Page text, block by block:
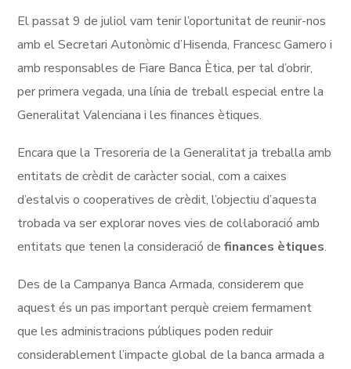
El passat 9 de juliol vam tenir l’oportunitat de reunir-nos
amb el Secretari Autonòmic d’Hisenda, Francesc Gamero i
amb responsables de Fiare Banca Ètica, per tal d’obrir,
per primera vegada, una línia de treball especial entre la
Generalitat Valenciana i les finances ètiques.
Encara que la Tresoreria de la Generalitat ja treballa amb
entitats de crèdit de caràcter social, com a caixes
d’estalvis o cooperatives de crèdit, l’objectiu d’aquesta
trobada va ser explorar noves vies de col·laboració amb
entitats que tenen la consideració definances ètiques.
Des de la Campanya Banca Armada, considerem que
aquest és un pas important perquè creiem fermament
que les administracions públiques poden reduir
considerablement l’impacte global de la banca armada a